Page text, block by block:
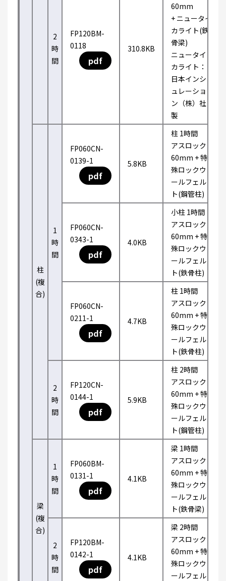
2
時
間
FP120BM-
0118
pdf
310.8KB
60mm
+ ニュータイ
カライト(鉄
骨梁)
ニュータイ
カライト：
日本インシ
ュレーショ
ン（株）社
製
柱
(複
合)
1
時
間
FP060CN-
0139-1
pdf
5.8KB
柱 1時間
アスロック
60mm + 特
殊ロックウ
ールフェル
ト(鋼管柱)
FP060CN-
0343-1
pdf
4.0KB
小柱 1時間
アスロック
60mm + 特
殊ロックウ
ールフェル
ト(鉄骨柱)
FP060CN-
0211-1
pdf
4.7KB
柱 1時間
アスロック
60mm + 特
殊ロックウ
ールフェル
ト(鉄骨柱)
2
時
間
FP120CN-
0144-1
pdf
5.9KB
柱 2時間
アスロック
60mm + 特
殊ロックウ
ールフェル
ト(鋼管柱)
梁
(複
合)
1
時
間
FP060BM-
0131-1
pdf
4.1KB
梁 1時間
アスロック
60mm + 特
殊ロックウ
ールフェル
ト(鉄骨梁)
2
時
間
FP120BM-
0142-1
pdf
4.1KB
梁 2時間
アスロック
60mm + 特
殊ロックウ
ールフェル